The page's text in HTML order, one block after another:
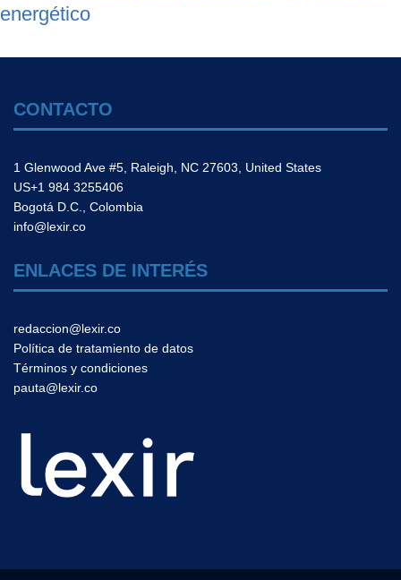
energético
CONTACTO
1 Glenwood Ave #5, Raleigh, NC 27603, United States
US+1 984 3255406
Bogotá D.C., Colombia
info@lexir.co
ENLACES DE INTERÉS
redaccion@lexir.co
Política de tratamiento de datos
Términos y condiciones
pauta@lexir.co